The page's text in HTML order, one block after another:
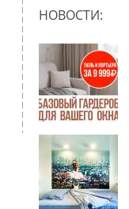
НОВОСТИ: